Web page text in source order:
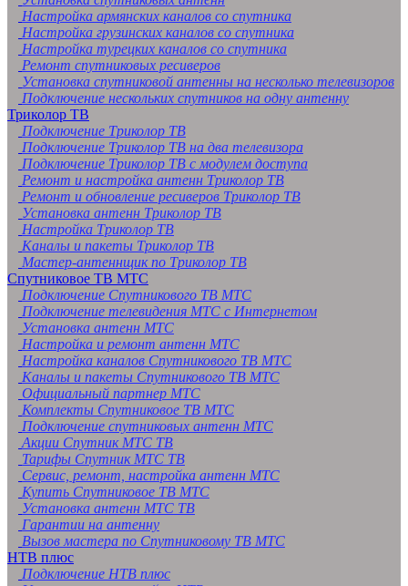
Настройка армянских каналов со спутника
Настройка грузинских каналов со спутника
Настройка турецких каналов со спутника
Ремонт спутниковых ресиверов
Установка спутниковой антенны на несколько телевизоров
Подключение нескольких спутников на одну антенну
Триколор ТВ
Подключение Триколор ТВ
Подключение Триколор ТВ на два телевизора
Подключение Триколор ТВ с модулем доступа
Ремонт и настройка антенн Триколор ТВ
Ремонт и обновление ресиверов Триколор ТВ
Установка антенн Триколор ТВ
Настройка Триколор ТВ
Каналы и пакеты Триколор ТВ
Мастер-антеннщик по Триколор ТВ
Спутниковое ТВ МТС
Подключение Спутникового ТВ МТС
Подключение телевидения МТС с Интернетом
Установка антенн МТС
Настройка и ремонт антенн МТС
Настройка каналов Спутникового ТВ МТС
Каналы и пакеты Спутникового ТВ МТС
Официальный партнер МТС
Комплекты Спутниковое ТВ МТС
Подключение спутниковых антенн МТС
Акции Спутник МТС ТВ
Тарифы Спутник МТС ТВ
Сервис, ремонт, настройка антенн МТС
Купить Спутниковое ТВ МТС
Установка антенн МТС ТВ
Гарантии на антенну
Вызов мастера по Спутниковому ТВ МТС
НТВ плюс
Подключение НТВ плюс